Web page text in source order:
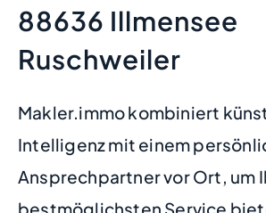
88636 Illmensee
Ruschweiler
Makler.immo kombiniert
Intelligenz mit einem
Ansprechpartner vor Ort, um
bestmöglichsten Service